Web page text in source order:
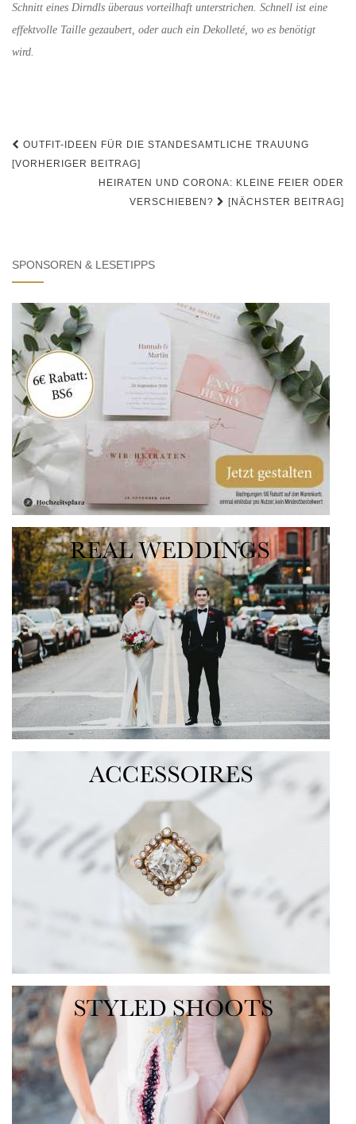
Schnitt eines Dirndls überaus vorteilhaft unterstrichen. Schnell ist eine
effektvolle Taille gezaubert, oder auch ein Dekolleté, wo es benötigt
wird.
Beitrags-
Navigation
OUTFIT-IDEEN FÜR DIE STANDESAMTLICHE TRAUUNG
[VORHERIGER BEITRAG]
HEIRATEN UND CORONA: KLEINE FEIER ODER
VERSCHIEBEN?
[NÄCHSTER BEITRAG]
SPONSOREN & LESETIPPS